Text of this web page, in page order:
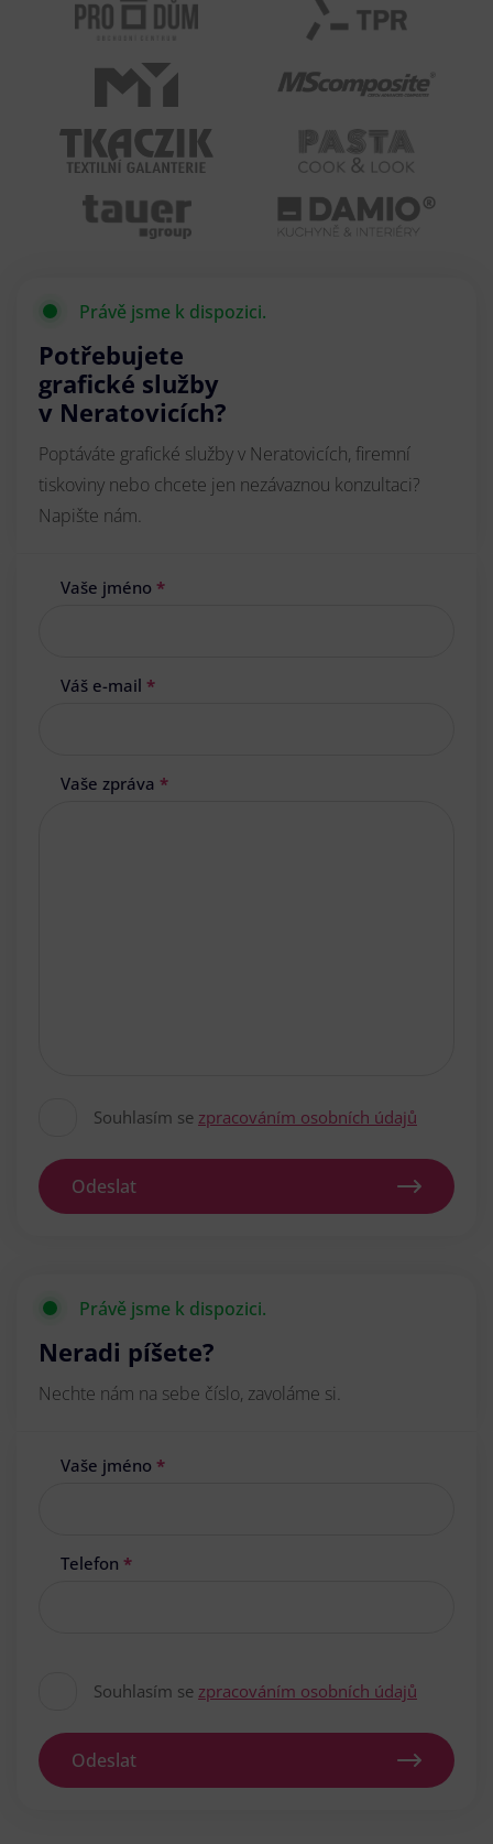
Právě jsme k dispozici.
Potřebujete
grafické služby
v Neratovicích?
Poptáváte grafické služby v Neratovicích, firemní
tiskoviny nebo chcete jen nezávaznou konzultaci?
Napište nám.
Vaše jméno *
Váš e-mail *
Vaše zpráva *
Souhlasím se zpracováním osobních údajů
Odeslat
Právě jsme k dispozici.
Neradi píšete?
Nechte nám na sebe číslo, zavoláme si.
Vaše jméno *
Telefon *
Souhlasím se zpracováním osobních údajů
Odeslat